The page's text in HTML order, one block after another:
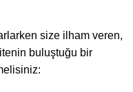
size ilham veren,
buluştuğu bir